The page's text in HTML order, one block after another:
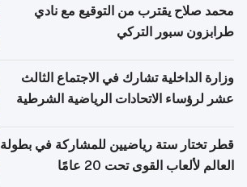
محمد صلاح يقترب من التوقيع مع نادي
طرابزون سبور التركي
وزارة الداخلية تشارك في الاجتماع الثالث
عشر لرؤساء الاتحادات الرياضية الشرطية
قطر تختار ستة رياضيين للمشاركة في بطولة
العالم لألعاب القوى تحت 20 عامًا